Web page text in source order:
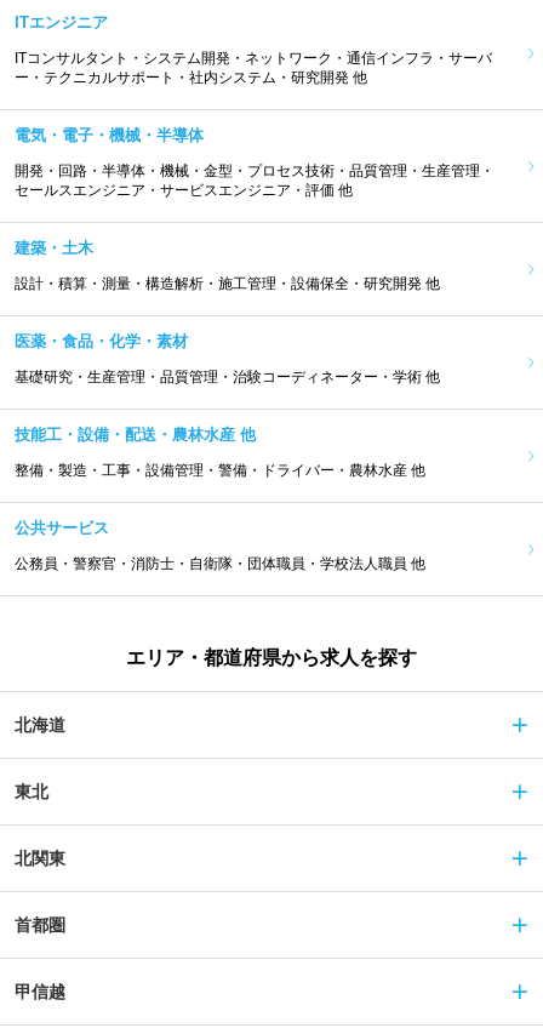
ITエンジニア
ITコンサルタント・システム開発・ネットワーク・通信インフラ・サーバ
ー・テクニカルサポート・社内システム・研究開発 他
電気・電子・機械・半導体
開発・回路・半導体・機械・金型・プロセス技術・品質管理・生産管理・
セールスエンジニア・サービスエンジニア・評価 他
建築・土木
設計・積算・測量・構造解析・施工管理・設備保全・研究開発 他
医薬・食品・化学・素材
基礎研究・生産管理・品質管理・治験コーディネーター・学術 他
技能工・設備・配送・農林水産 他
整備・製造・工事・設備管理・警備・ドライバー・農林水産 他
公共サービス
公務員・警察官・消防士・自衛隊・団体職員・学校法人職員 他
エリア・都道府県から求人を探す
北海道
東北
北関東
首都圏
甲信越